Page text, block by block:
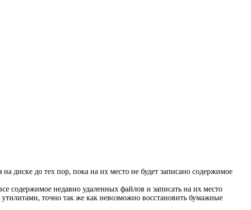
диске до тех пор, пока на их место не будет записано содержимое
содержимое недавно удаленных файлов и записать на их место
точно так же как невозможно восстановить бумажные